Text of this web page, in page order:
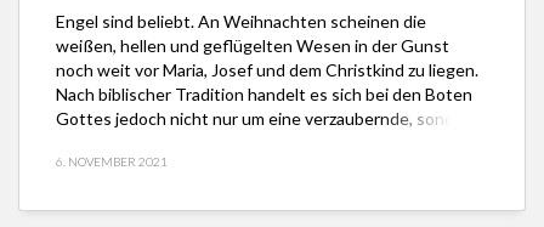
Engel sind beliebt. An Weihnachten scheinen die
weißen, hellen und geflügelten Wesen in der Gunst
noch weit vor Maria, Josef und dem Christkind zu liegen.
Nach biblischer Tradition handelt es sich bei den Boten
Gottes jedoch nicht nur um eine verzaubernde, sondern
das Heilige, von dem der […]
6. NOVEMBER 2021